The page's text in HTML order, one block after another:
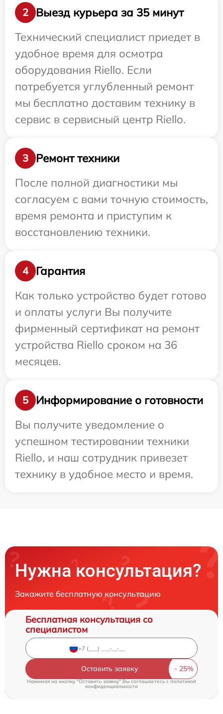
2
Выезд курьера за 35 минут
Технический специалист приедет в
удобное время для осмотра
оборудования Riello. Если
потребуется углубленный ремонт
мы бесплатно доставим технику в
сервис в сервисный центр Riello.
3
Ремонт техники
После полной диагностики мы
согласуем с вами точную стоимость,
время ремонта и приступим к
восстановлению техники.
4
Гарантия
Как только устройство будет готово
и оплаты услуги Вы получите
фирменный сертификат на ремонт
устройства Riello сроком на 36
месяцев.
5
Информирование о готовности
Вы получите уведомление о
успешном тестировании техники
Riello, и наш сотрудник привезет
технику в удобное место и время.
Нужна консультация?
Закажите бесплатную консультацию
Бесплатная консультация со
специалистом
Оставить заявку
Нажимая на кнопку "Оставить заявку" Вы соглашаетесь c политикой
конфиденциальности